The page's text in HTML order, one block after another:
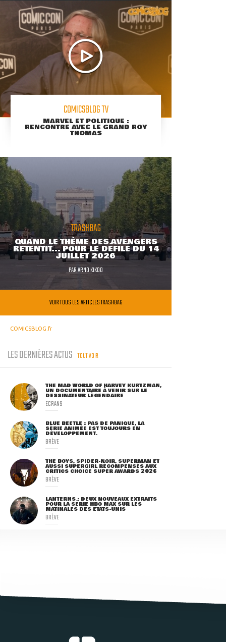
COMICSBLOG TV
MARVEL ET POLITIQUE :
RENCONTRE AVEC LE GRAND ROY
THOMAS
TRASHBAG
QUAND LE THÈME DES AVENGERS
RETENTIT... POUR LE DÉFILÉ DU 14
JUILLET 2026
PARARNO KIKOO
VOIR TOUS LES ARTICLES TRASHBAG
COMICSBLOG.fr
LES DERNIÈRES ACTUS TOUT VOIR
THE MAD WORLD OF HARVEY KURTZMAN,
UN DOCUMENTAIRE À VENIR SUR LE
DESSINATEUR LÉGENDAIRE
ECRANS
BLUE BEETLE : PAS DE PANIQUE, LA
SÉRIE ANIMÉE EST TOUJOURS EN
DÉVELOPPEMENT.
BRÈVE
THE BOYS, SPIDER-NOIR, SUPERMAN ET
AUSSI SUPERGIRL RÉCOMPENSÉS AUX
CRITICS CHOICE SUPER AWARDS 2026
BRÈVE
LANTERNS : DEUX NOUVEAUX EXTRAITS
POUR LA SÉRIE HBO MAX SUR LES
MATINALES DES ETATS-UNIS
BRÈVE